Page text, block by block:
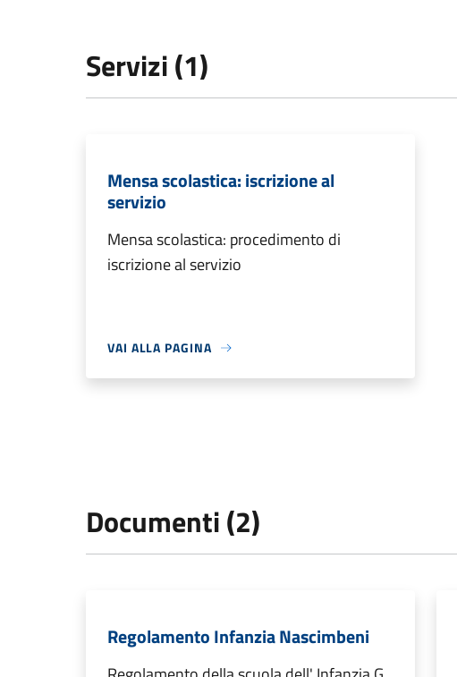
Servizi (1)
Mensa scolastica: iscrizione al
servizio
Mensa scolastica: procedimento di
iscrizione al servizio
VAI ALLA PAGINA
Documenti (2)
Regolamento Infanzia Nascimbeni